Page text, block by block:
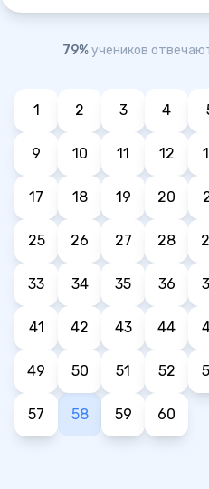
79%учеников
1 2 3 4
9 10 11 12
17 18 19 20
25 26 27 28
33 34 35 36
41 42 43 44
49 50 51 52
57 58 59 60